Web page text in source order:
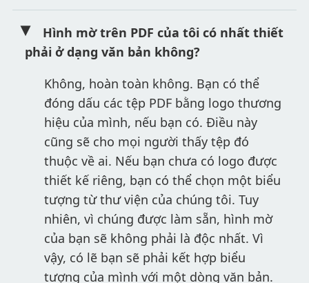
Hình mờ trên PDF của tôi có nhất thiết
phải ở dạng văn bản không?
Không, hoàn toàn không. Bạn có thể
đóng dấu các tệp PDF bằng logo thương
hiệu của mình, nếu bạn có. Điều này
cũng sẽ cho mọi người thấy tệp đó
thuộc về ai. Nếu bạn chưa có logo được
thiết kế riêng, bạn có thể chọn một biểu
tượng từ thư viện của chúng tôi. Tuy
nhiên, vì chúng được làm sẵn, hình mờ
của bạn sẽ không phải là độc nhất. Vì
vậy, có lẽ bạn sẽ phải kết hợp biểu
tượng của mình với một dòng văn bản.